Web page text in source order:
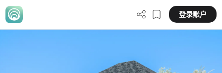
登录账户